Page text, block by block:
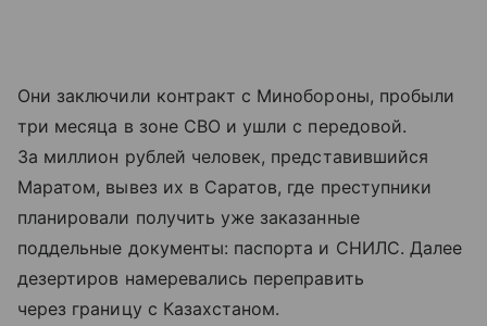
Они заключили контракт с Минобороны, пробыли
три месяца в зоне СВО и ушли с передовой.
За миллион рублей человек, представившийся
Маратом, вывез их в Саратов, где преступники
планировали получить уже заказанные
поддельные документы: паспорта и СНИЛС. Далее
дезертиров намеревались переправить
через границу с Казахстаном.